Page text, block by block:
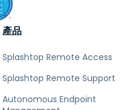
產品
Splashtop Remote Access
Splashtop Remote Support
Autonomous Endpoint